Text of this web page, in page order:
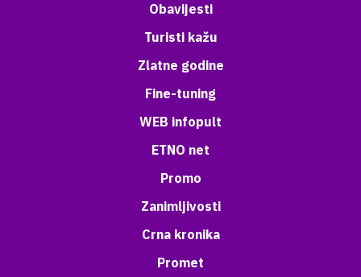
Obavijesti
Turisti kažu
Zlatne godine
Fine-tuning
WEB infopult
ETNO net
Promo
Zanimljivosti
Crna kronika
Promet